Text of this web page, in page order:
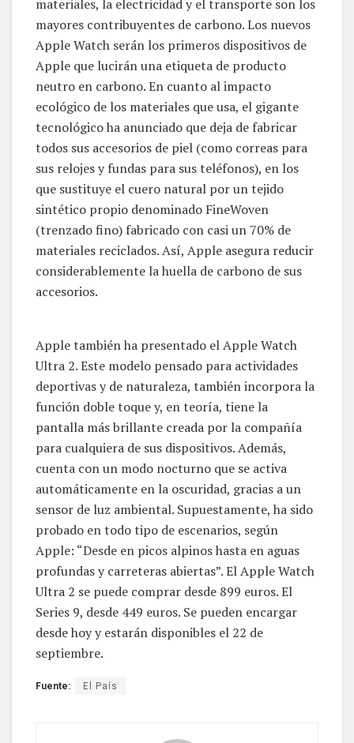
materiales, la electricidad y el transporte son los
mayores contribuyentes de carbono. Los nuevos
Apple Watch serán los primeros dispositivos de
Apple que lucirán una etiqueta de producto
neutro en carbono. En cuanto al impacto
ecológico de los materiales que usa, el gigante
tecnológico ha anunciado que deja de fabricar
todos sus accesorios de piel (como correas para
sus relojes y fundas para sus teléfonos), en los
que sustituye el cuero natural por un tejido
sintético propio denominado FineWoven
(trenzado fino) fabricado con casi un 70% de
materiales reciclados. Así, Apple asegura reducir
considerablemente la huella de carbono de sus
accesorios.
Apple también ha presentado el Apple Watch
Ultra 2. Este modelo pensado para actividades
deportivas y de naturaleza, también incorpora la
función doble toque y, en teoría, tiene la
pantalla más brillante creada por la compañía
para cualquiera de sus dispositivos. Además,
cuenta con un modo nocturno que se activa
automáticamente en la oscuridad, gracias a un
sensor de luz ambiental. Supuestamente, ha sido
probado en todo tipo de escenarios, según
Apple: “Desde en picos alpinos hasta en aguas
profundas y carreteras abiertas”. El Apple Watch
Ultra 2 se puede comprar desde 899 euros. El
Series 9, desde 449 euros. Se pueden encargar
desde hoy y estarán disponibles el 22 de
septiembre.
Fuente: El País